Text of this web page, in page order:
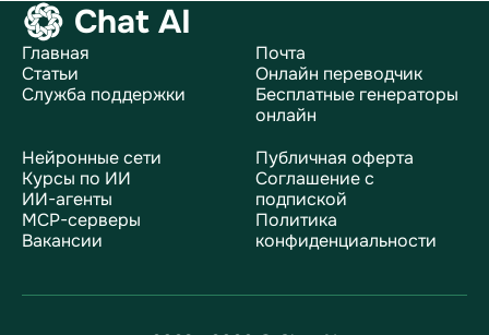
Chat AI
Главная
Статьи
Служба поддержки
Почта
Онлайн переводчик
Бесплатные генераторы
онлайн
Нейронные сети
Курсы по ИИ
ИИ-агенты
MCP-серверы
Вакансии
Публичная оферта
Соглашение с
подпиской
Политика
конфиденциальности